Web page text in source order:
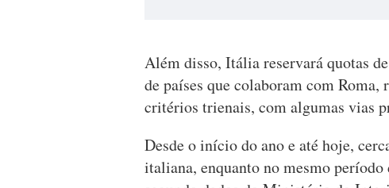
Além disso, Itália reservará quotas
de países que colaboram com Roma,
critérios trienais, com algumas vias
Desde o início do ano e até hoje,
italiana, enquanto no mesmo